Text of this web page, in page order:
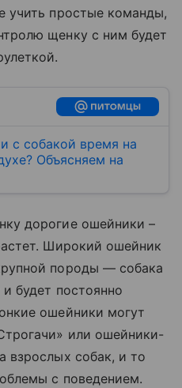
учить простые команды,
щенку с ним будет
с собакой время на
Объясняем на
дорогие ошейники –
Широкий ошейник
породы — собака
будет постоянно
ошейники могут
или ошейники-
взрослых собак, и то
с поведением.